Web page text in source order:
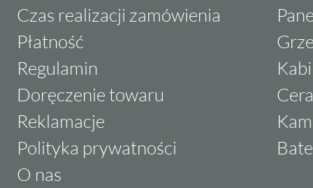
Czas realizacji zamówienia
Płatność
Regulamin
Doręczenie towaru
Reklamacje
Polityka prywatności
O nas